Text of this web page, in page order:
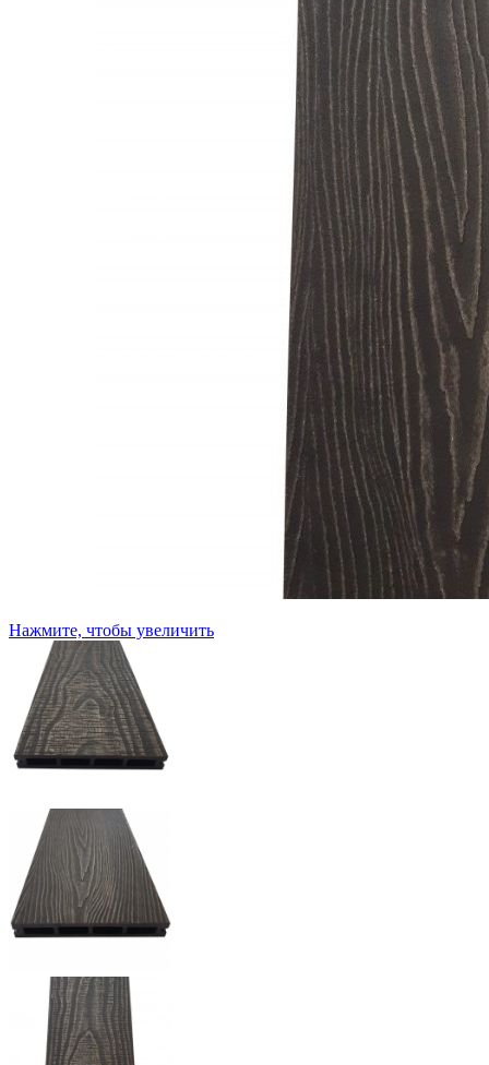
Нажмите, чтобы увеличить